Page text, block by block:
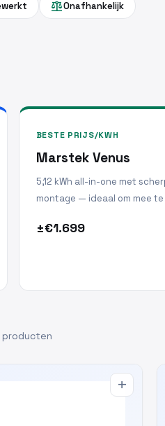
balanceOnafhankelijk
BESTE PRIJS/KWH
Marstek Venus
5,12 kWh all-in-one met
montage — ideaal om mee
±€1.699
add